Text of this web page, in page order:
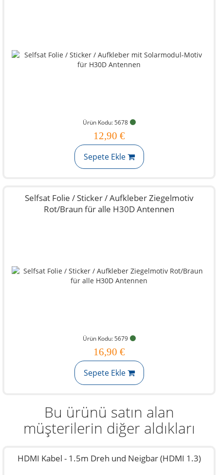
Ürün Kodu: 5678
12,90 €
Sepete Ekle
Selfsat Folie / Sticker / Aufkleber Ziegelmotiv
Rot/Braun für alle H30D Antennen
Ürün Kodu: 5679
16,90 €
Sepete Ekle
Bu ürünü satın alan
müşterilerin diğer aldıkları
HDMI Kabel - 1.5m Dreh und Neigbar (HDMI 1.3)